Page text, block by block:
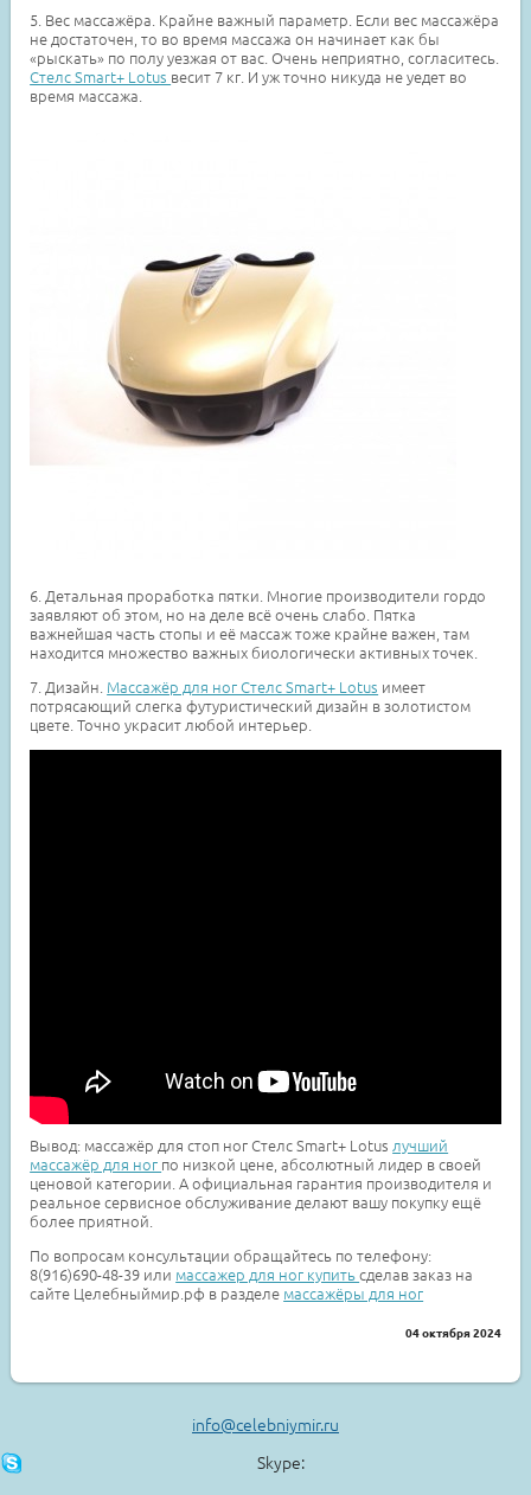
5. Вес массажёра. Крайне важный параметр. Если вес массажёра
не достаточен, то во время массажа он начинает как бы
«рыскать» по полу уезжая от вас. Очень неприятно, согласитесь.
Стелс Smart+ Lotus весит 7 кг. И уж точно никуда не уедет во
время массажа.
6. Детальная проработка пятки. Многие производители гордо
заявляют об этом, но на деле всё очень слабо. Пятка
важнейшая часть стопы и её массаж тоже крайне важен, там
находится множество важных биологически активных точек.
7. Дизайн. Массажёр для ног Стелс Smart+ Lotus имеет
потрясающий слегка футуристический дизайн в золотистом
цвете. Точно украсит любой интерьер.
Вывод: массажёр для стоп ног Стелс Smart+ Lotusлучший
массажёр для ног по низкой цене, абсолютный лидер в своей
ценовой категории. А официальная гарантия производителя и
реальное сервисное обслуживание делают вашу покупку ещё
более приятной.
По вопросам консультации обращайтесь по телефону:
8(916)690-48-39 или массажер для ног купитьсделав заказ на
сайте Целебныймир.рф в разделе массажёры для ног
04 октября 2024
info@celebniymir.ru
Skype: